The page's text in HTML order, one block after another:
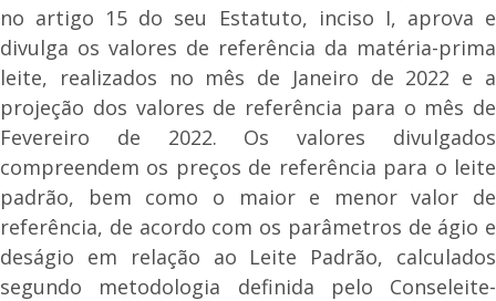
no artigo 15 do seu Estatuto, inciso I, aprova e
divulga os valores de referência da matéria-prima
leite, realizados no mês de Janeiro de 2022 e a
projeção dos valores de referência para o mês de
Fevereiro de 2022. Os valores divulgados
compreendem os preços de referência para o leite
padrão, bem como o maior e menor valor de
referência, de acordo com os parâmetros de ágio e
deságio em relação ao Leite Padrão, calculados
segundo metodologia definida pelo Conseleite-